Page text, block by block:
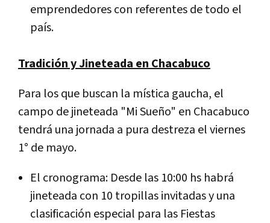
emprendedores con referentes de todo el
país.
Tradición y Jineteada en Chacabuco
Para los que buscan la mística gaucha, el
campo de jineteada "Mi Sueño" en Chacabuco
tendrá una jornada a pura destreza el viernes
1° de mayo.
El cronograma: Desde las 10:00 hs habrá
jineteada con 10 tropillas invitadas y una
clasificación especial para las Fiestas